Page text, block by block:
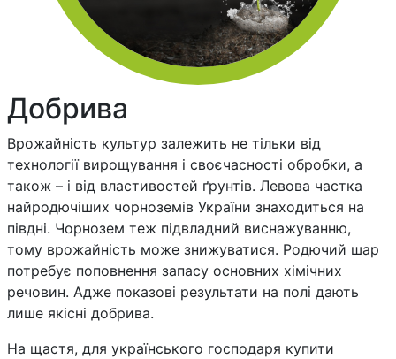
Добрива
Врожайність культур залежить не тільки від
технології вирощування і своєчасності обробки, а
також – і від властивостей ґрунтів. Левова частка
найродючіших чорноземів України знаходиться на
півдні. Чорнозем теж підвладний виснажуванню,
тому врожайність може знижуватися. Родючий шар
потребує поповнення запасу основних хімічних
речовин. Адже показові результати на полі дають
лише якісні добрива.
На щастя, для українського господаря купити